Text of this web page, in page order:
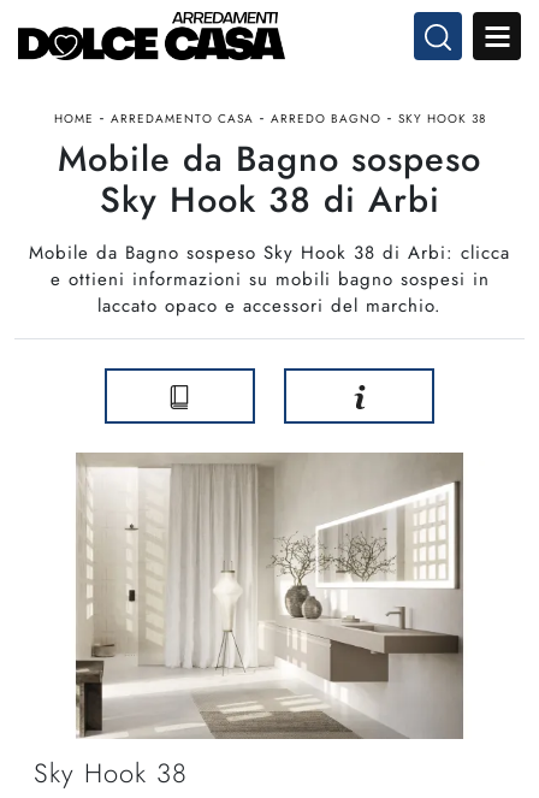
HOME - ARREDAMENTO CASA - ARREDO BAGNO - SKY HOOK 38
Mobile da Bagno sospeso
Sky Hook 38 di Arbi
Mobile da Bagno sospeso Sky Hook 38 di Arbi: clicca
e ottieni informazioni su mobili bagno sospesi in
laccato opaco e accessori del marchio.
Sky Hook 38